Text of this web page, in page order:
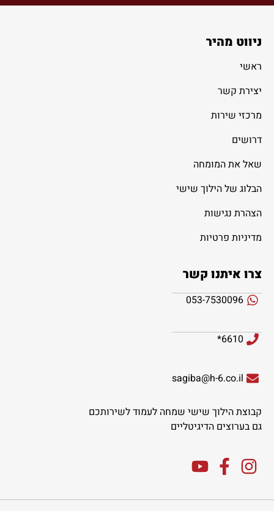
ניווט מהיר
ראשי
יצירת קשר
מרכזי שירות
דרושים
שאל את המומחה
הבלוג של הילוך שישי
הצהרת נגישות
מדיניות פרטיות
צרו איתנו קשר
053-7530096
6610*
sagiba@h-6.co.il
קבוצת הילוך שישי שמחה לעמוד לשירותכם
גם בערוצים הדיגיטליים